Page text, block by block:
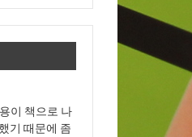
이 책으로 나
기 때문에 좀